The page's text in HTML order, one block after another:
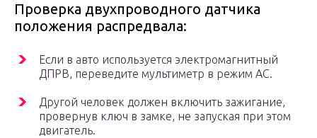
Проверка двухпроводного датчика
положения распредвала:
Если в авто используется электромагнитный
ДПРВ, переведите мультиметр в режим AC.
Другой человек должен включить зажигание,
провернув ключ в замке, не запуская при этом
двигатель.